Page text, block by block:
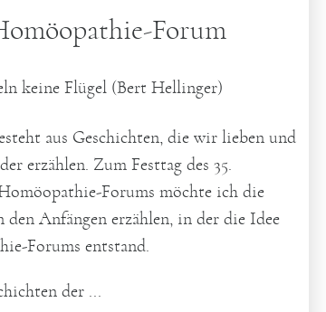
Forum
keine Flügel (Bert Hellinger)
aus Geschichten, die wir lieben und
erzählen. Zum Festtag des 35.
Forums möchte ich die
den Anfängen erzählen, in der die Idee
Forums entstand.
der ...